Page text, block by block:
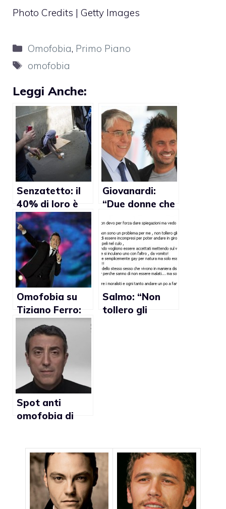
Photo Credits | Getty Images
Categorie
Omofobia, Primo Piano
Tag
omofobia
Leggi Anche:
Senzatetto: il
40% di loro è
gay
Giovanardi:
“Due donne che
Come vedere
far pipì per
strada”
Omofobia su
Tiziano Ferro:
da Indietro a Da
dietro, l’audio
del singolo
Salmo: “Non
tollero gli
Spot anti
omofobia di